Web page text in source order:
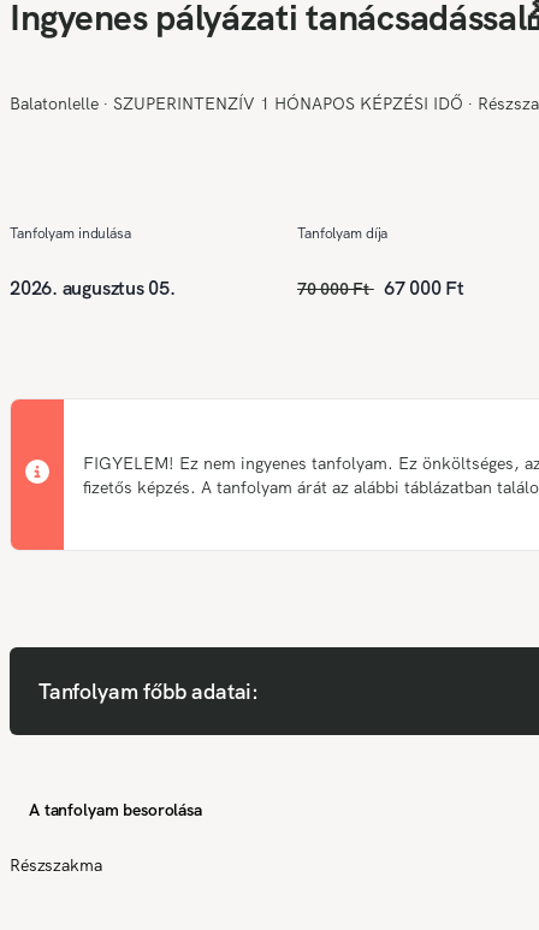
Ingyenes pályázati
Balatonlelle ∙ SZUPERINTENZÍV 1 HÓNAPOS KÉPZÉSI IDŐ ∙
Tanfolyam indulása
2026. augusztus 05.
Tanfolyam díja
70 000 Ft 67 000 Ft
FIGYELEM! Ez nem ingyenes tanfolyam. Ez önköltséges,
fizetős képzés. A tanfolyam árát az alábbi táblázatban
Tanfolyam főbb adatai:
A tanfolyam besorolása
Részszakma